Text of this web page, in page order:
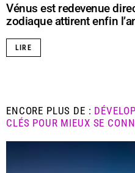
Vénus est redevenue
zodiaque attirent enfin
LIRE
ENCORE PLUS DE :
CLÉS POUR MIEUX SE